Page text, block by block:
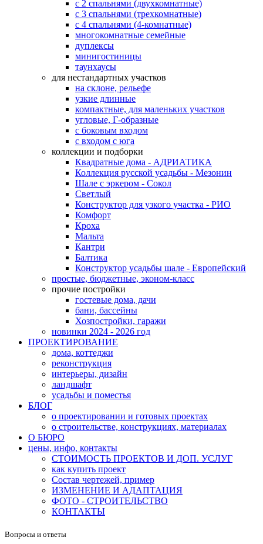
с 2 спальнями (двухкомнатные)
с 3 спальнями (трехкомнатные)
с 4 спальнями (4-комнатные)
многокомнатные семейные
дуплексы
минигостиницы
таунхаусы
для нестандартных участков
на склоне, рельефе
узкие длинные
компактные, для маленьких участков
угловые, Г-образные
с боковым входом
с входом с юга
коллекции и подборки
Квадратные дома - АДРИАТИКА
Коллекция русской усадьбы - Мезонин
Шале с эркером - Сокол
Светлый
Конструктор для узкого участка - РИО
Комфорт
Кроха
Мальта
Кантри
Балтика
Конструктор усадьбы шале - Европейский
простые, бюджетные, эконом-класс
прочие постройки
гостевые дома, дачи
бани, бассейны
Хозпостройки, гаражи
новинки 2024 - 2026 год
ПРОЕКТИРОВАНИЕ
дома, коттеджи
реконструкция
интерьеры, дизайн
ландшафт
усадьбы и поместья
БЛОГ
о проектировании и готовых проектах
о строительстве, конструкциях, материалах
О БЮРО
цены, инфо, контакты
СТОИМОСТЬ ПРОЕКТОВ И ДОП. УСЛУГ
как купить проект
Состав чертежей, пример
ИЗМЕНЕНИЕ И АДАПТАЦИЯ
ФОТО - СТРОИТЕЛЬСТВО
КОНТАКТЫ
Вопросы и ответы